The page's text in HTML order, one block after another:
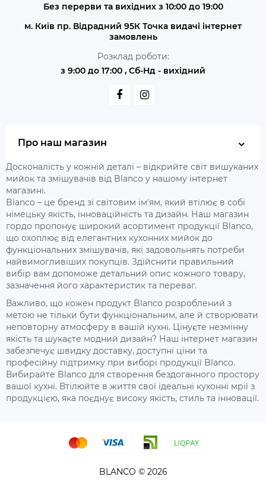
Без перерви та вихідних з 10:00 до 19:00
м. Київ пр. Відрадний 95К Точка видачі інтернет
замовлень
Розклад роботи:
з 9:00 до 17:00 , Сб-Нд - вихідний
Про наш магазин
Досконалість у кожній деталі – відкрийте світ вишуканих
мийок та змішувачів від Blanco у нашому інтернет
магазині.
Blanco – це бренд зі світовим ім'ям, який втілює в собі
німецьку якість, інноваційність та дизайн. Наш магазин
гордо пропонує широкий асортимент продукції Blanco,
що охоплює від елегантних кухонних мийок до
функціональних змішувачів, які задовольнять потреби
найвимогливіших покупців. Здійснити правильний
вибір вам допоможе детальний опис кожного товару,
зазначення його характеристик та переваг.
Важливо, що кожен продукт Blanco розроблений з
метою не тільки бути функціональним, але й створювати
неповторну атмосферу в вашій кухні. Цінуєте незмінну
якість та шукаєте модний дизайн? Наш інтернет магазин
забезпечує швидку доставку, доступні ціни та
професійну підтримку при виборі продукції Blanco.
Вибирайте Blanco для створення бездоганного простору
вашої кухні. Втілюйте в життя свої ідеальні кухонні мрії з
продукцією, яка поєднує високу якість, стиль та інновації.
BLANCO © 2026